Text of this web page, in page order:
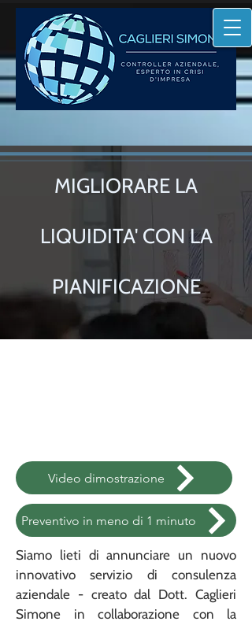
MIGLIORARE LA
LIQUIDITA' CON LA
PIANIFICAZIONE
Video dimostrazione
Siamo lieti di annunciare un nuovo
innovativo servizio di consulenza
aziendale - creato dal Dott. Caglieri
Simone in collaborazione con la
Preventivo in meno di 1 minuto